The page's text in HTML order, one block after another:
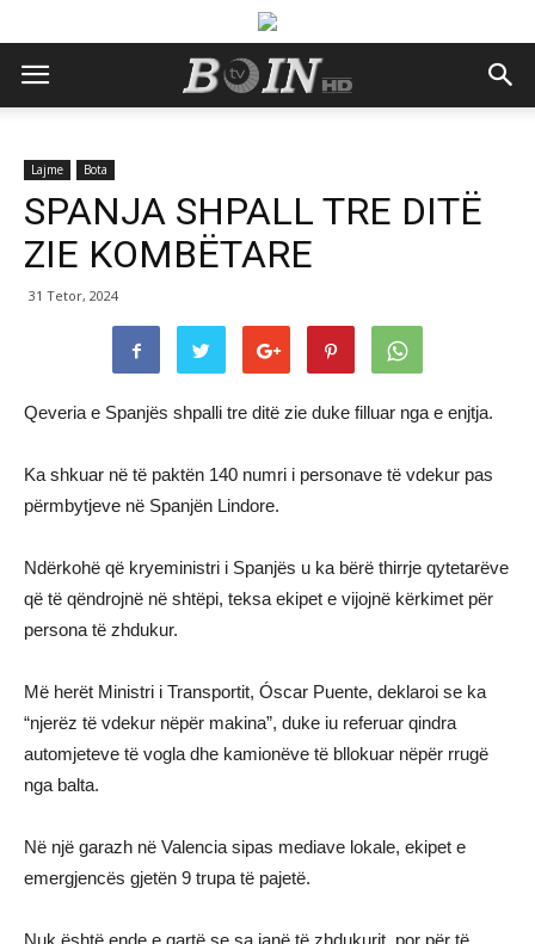
Lajme Bota
SPANJA SHPALL TRE DITË
ZIE KOMBËTARE
31 Tetor, 2024
Qeveria e Spanjës shpalli tre ditë zie duke filluar nga e enjtja.
Ka shkuar në të paktën 140 numri i personave të vdekur pas
përmbytjeve në Spanjën Lindore.
Ndërkohë që kryeministri i Spanjës u ka bërë thirrje qytetarëve
që të qëndrojnë në shtëpi, teksa ekipet e vijojnë kërkimet për
persona të zhdukur.
Më herët Ministri i Transportit, Óscar Puente, deklaroi se ka
“njerëz të vdekur nëpër makina”, duke iu referuar qindra
automjeteve të vogla dhe kamionëve të bllokuar nëpër rrugë
nga balta.
Në një garazh në Valencia sipas mediave lokale, ekipet e
emergjencës gjetën 9 trupa të pajetë.
Nuk është ende e qartë se sa janë të zhdukurit, por për të